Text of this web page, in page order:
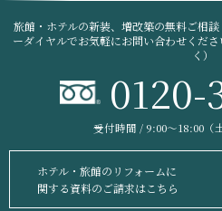
旅館・ホテルの新装、増改築の無料ご相
ーダイヤルでお気軽にお問い合わせくだ
く）
0120-
受付時間 / 9:00〜18:00（
ホテル・旅館のリフォームに
関する資料のご請求はこちら